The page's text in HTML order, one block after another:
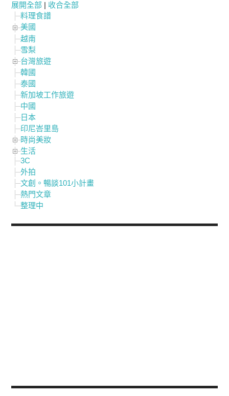
展開全部 | 收合全部
料理食譜
美國
越南
雪梨
台灣旅遊
韓國
泰國
新加坡工作旅遊
中國
日本
印尼峇里島
時尚美妝
生活
3C
外拍
文創。暢談101小計畫
熱門文章
整理中